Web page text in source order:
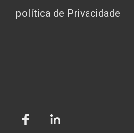
política de Privacidade